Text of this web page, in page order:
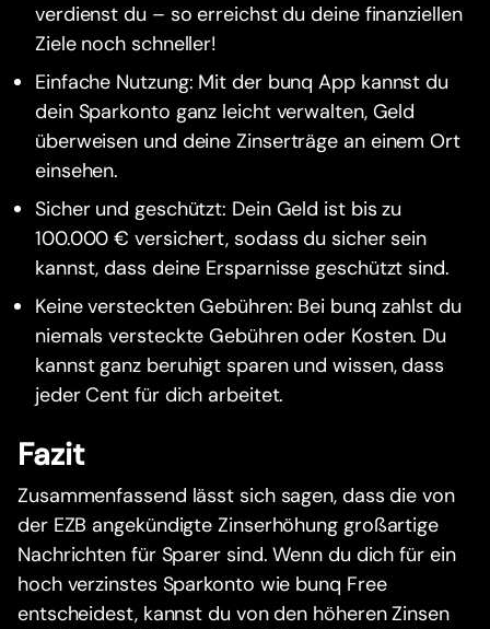
verdienst du – so erreichst du deine finanziellen
Ziele noch schneller!
Einfache Nutzung: Mit der bunq App kannst du
dein Sparkonto ganz leicht verwalten, Geld
überweisen und deine Zinserträge an einem Ort
einsehen.
Sicher und geschützt: Dein Geld ist bis zu
100.000 € versichert, sodass du sicher sein
kannst, dass deine Ersparnisse geschützt sind.
Keine versteckten Gebühren: Bei bunq zahlst du
niemals versteckte Gebühren oder Kosten. Du
kannst ganz beruhigt sparen und wissen, dass
jeder Cent für dich arbeitet.
Fazit
Zusammenfassend lässt sich sagen, dass die von
der EZB angekündigte Zinserhöhung großartige
Nachrichten für Sparer sind. Wenn du dich für ein
hoch verzinstes Sparkonto wie bunq Free
entscheidest, kannst du von den höheren Zinsen